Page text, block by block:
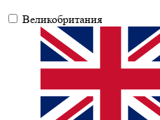
Великобритания